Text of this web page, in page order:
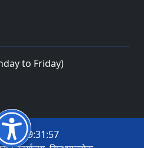
to Friday)
20 09:31:57